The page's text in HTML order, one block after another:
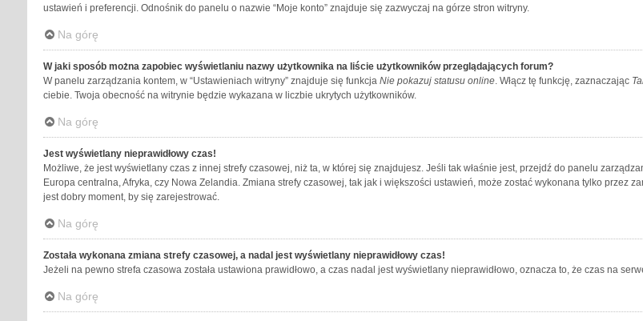
ustawień i preferencji. Odnośnik do panelu o nazwie “Moje konto” znajduje się zazwyczaj na górze stron witryny.
Na górę
W jaki sposób można zapobiec wyświetlaniu nazwy użytkownika na liście użytkowników przeglądających forum?
W panelu zarządzania kontem, w “Ustawieniach witryny” znajduje się funkcja Nie pokazuj statusu online. Włącz tę funkcję, zaznaczając
ciebie. Twoja obecność na witrynie będzie wykazana w liczbie ukrytych użytkowników.
Na górę
Jest wyświetlany nieprawidłowy czas!
Możliwe, że jest wyświetlany czas z innej strefy czasowej, niż ta, w której się znajdujesz. Jeśli tak właśnie jest, przejdź do panelu
Europa centralna, Afryka, czy Nowa Zelandia. Zmiana strefy czasowej, tak jak i większości ustawień, może zostać wykonana tylko przez
jest dobry moment, by się zarejestrować.
Na górę
Została wykonana zmiana strefy czasowej, a nadal jest wyświetlany nieprawidłowy czas!
Jeżeli na pewno strefa czasowa została ustawiona prawidłowo, a czas nadal jest wyświetlany nieprawidłowo, oznacza to, że czas na
Na górę